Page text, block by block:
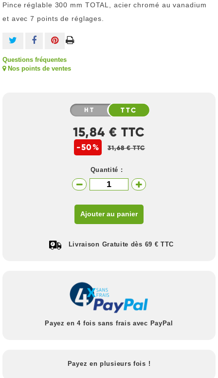
Pince réglable 300 mm TOTAL, acier chromé au vanadium
et avec 7 points de réglages.
Questions fréquentes
Nos points de ventes
HT TTC
15,84 € TTC
-50% 31,68 € TTC
Quantité :
Ajouter au panier
Livraison Gratuite dès 69 € TTC
Payez en 4 fois sans frais avec PayPal
Payez en plusieurs fois !